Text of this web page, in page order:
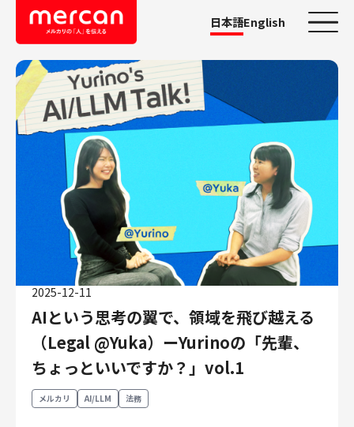
日本語English
カテゴリーから探す
会社・事業
鹿島アントラーズ
メルカリ
メルペイ
メルコイン
メルカリShops
メルカリR4Dラボ
AI/LLM
職種
エンジニアリング
エンジニアリング
2025-12-11
AIという思考の翼で、領域を飛び越える
（Legal @Yuka）ーYurinoの「先輩、
ちょっといいですか？」vol.1
メルカリ AI/LLM 法務